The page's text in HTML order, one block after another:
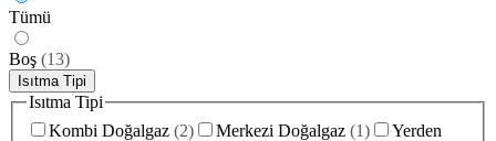
Tümü
Boş (13)
Isıtma Tipi
Isıtma Tipi
Kombi Doğalgaz (2) Merkezi Doğalgaz (1)
Yerden